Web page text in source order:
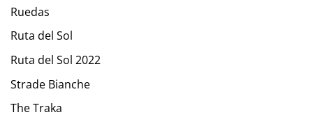
Ruedas
Ruta del Sol
Ruta del Sol 2022
Strade Bianche
The Traka